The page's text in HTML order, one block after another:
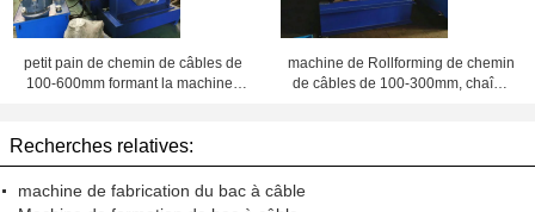
petit pain de chemin de câbles de
100-600mm formant la machine ;
machine de Rollforming de chemin
de câbles de 100-300mm, chaîne
Recherches relatives:
machine de fabrication du bac à câble